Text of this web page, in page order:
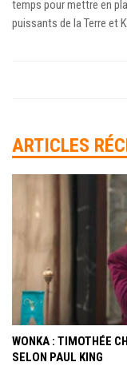
temps pour mettre en
puissants de la Terre et
ARTICLES
WONKA : TIMOTHÉE
SELON PAUL KING